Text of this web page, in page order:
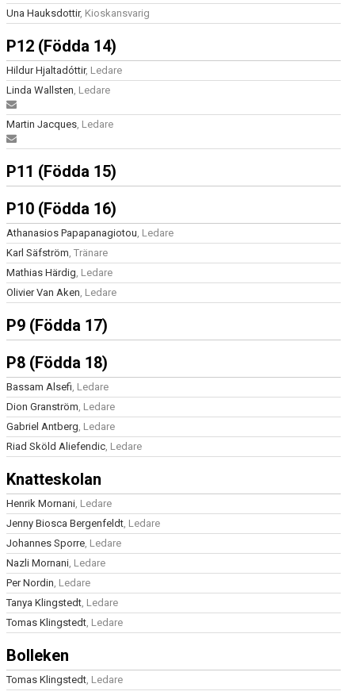
Una Hauksdottir, Kioskansvarig
P12 (Födda 14)
Hildur Hjaltadóttir, Ledare
Linda Wallsten, Ledare
Martin Jacques, Ledare
P11 (Födda 15)
P10 (Födda 16)
Athanasios Papapanagiotou, Ledare
Karl Säfström, Tränare
Mathias Härdig, Ledare
Olivier Van Aken, Ledare
P9 (Födda 17)
P8 (Födda 18)
Bassam Alsefi, Ledare
Dion Granström, Ledare
Gabriel Antberg, Ledare
Riad Sköld Aliefendic, Ledare
Knatteskolan
Henrik Mornani, Ledare
Jenny Biosca Bergenfeldt, Ledare
Johannes Sporre, Ledare
Nazli Mornani, Ledare
Per Nordin, Ledare
Tanya Klingstedt, Ledare
Tomas Klingstedt, Ledare
Bolleken
Tomas Klingstedt, Ledare